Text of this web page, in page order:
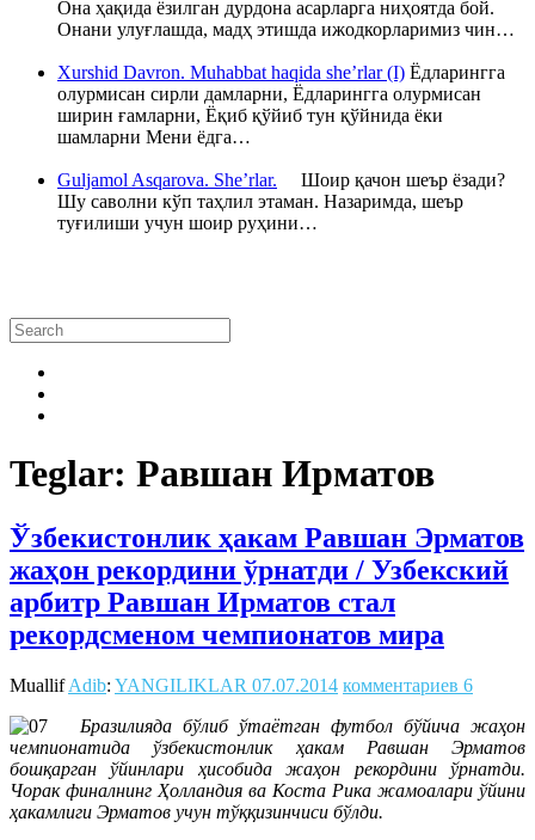
Она ҳақида ёзилган дурдона асарларга ниҳоятда бой.
Онани улуғлашда, мадҳ этишда ижодкорларимиз чин…
Xurshid Davron. Muhabbat haqida she’rlar (I) Ёдларингга
олурмисан сирли дамларни, Ёдларингга олурмисан
ширин ғамларни, Ёқиб қўйиб тун қўйнида ёки
шамларни Мени ёдга…
Guljamol Asqarova. She’rlar. Шоир қачон шеър ёзади?
Шу саволни кўп таҳлил этаман. Назаримда, шеър
туғилиши учун шоир руҳини…
Teglar: Равшан Ирматов
Ўзбекистонлик ҳакам Равшан Эрматов
жаҳон рекордини ўрнатди / Узбекский
арбитр Равшан Ирматов стал
рекордсменом чемпионатов мира
MuallifAdib: YANGILIKLAR 07.07.2014 комментариев 6
Бразилияда бўлиб ўтаётган футбол бўйича жаҳон
чемпионатида ўзбекистонлик ҳакам Равшан Эрматов
бошқарган ўйинлари ҳисобида жаҳон рекордини ўрнатди.
Чорак финалнинг Ҳолландия ва Коста Рика жамоалари ўйини
ҳакамлиги Эрматов учун тўққизинчиси бўлди.